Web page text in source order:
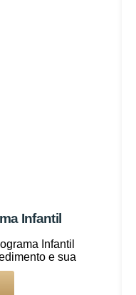
Infantil
Infantil
e sua